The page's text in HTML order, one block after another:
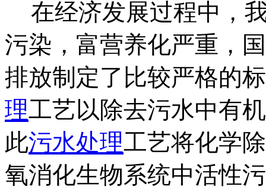
在经济发展过程中，
污染，富营养化严重，
排放制定了比较严格的
理工艺以除去污水中有
此污水处理工艺将化学
氧消化生物系统中活性